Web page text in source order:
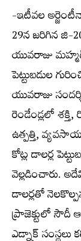
-ఇటీవల
29న జరిగిన
యువరాజు
పెట్టుబడుల
యువరాజు
రెండేండ్లలో
ఉత్పత్తి,
కోట్ల డాలర్ల
వెల్లడించారు.
డాలర్లతో
ప్రాజెక్టులో సౌదీ
ఎడ్నాక్ సంస్థలు